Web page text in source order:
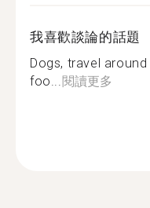
我喜歡談論的話題
Dogs, travel
foo... 閱讀更多